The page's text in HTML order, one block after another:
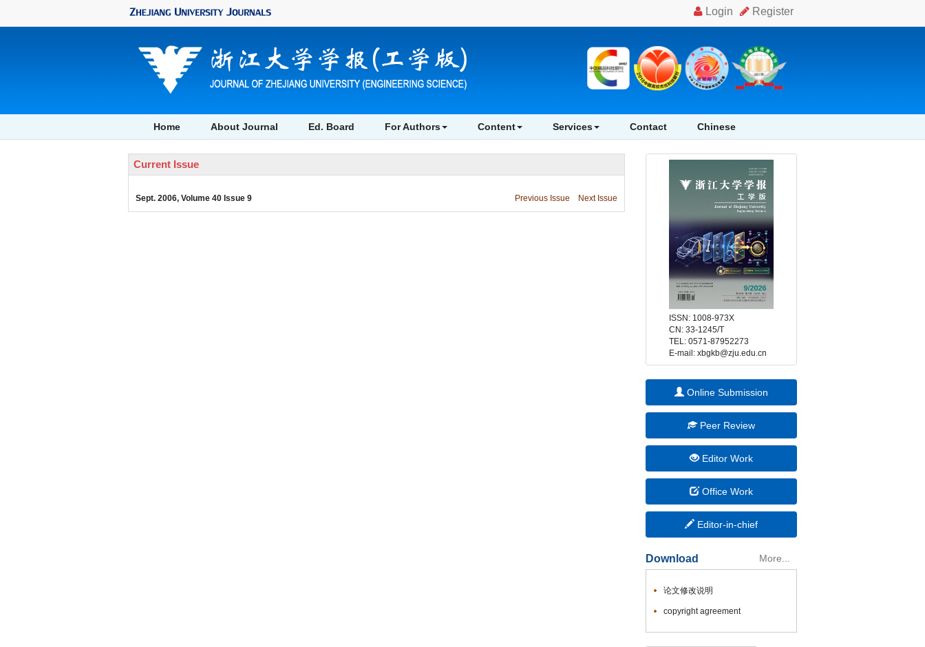
, Volume 40 Issue 9
E-mail: xbgkb@zju.edu.cn